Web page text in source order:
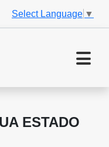
Select Language ▼
ESTADO